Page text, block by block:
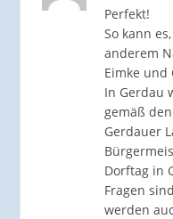
Perfekt!
So kann
anderem
Eimke und
In Gerdau
gemäß
Gerdauer
Dorftag in
Fragen
werden